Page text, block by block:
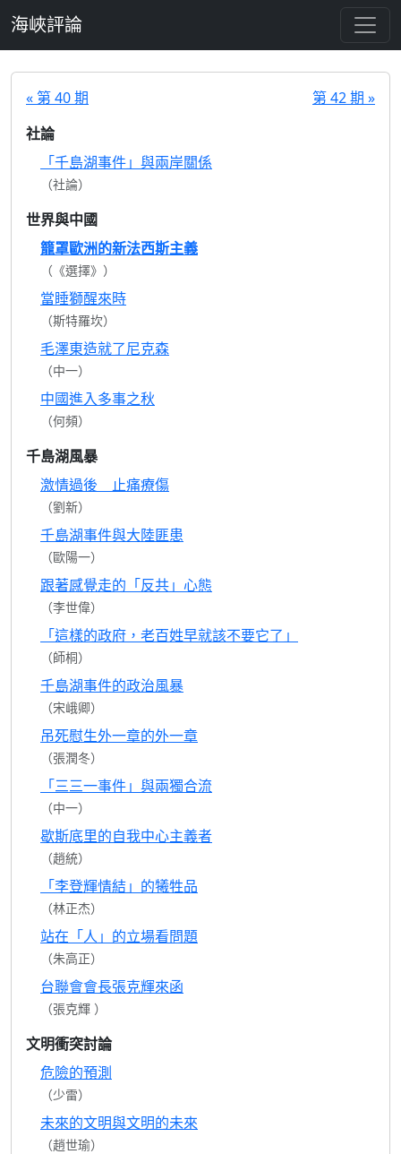
海峽評論
« 第 40 期
第 42 期 »
社論
「千島湖事件」與兩岸關係
（社論）
世界與中國
籠罩歐洲的新法西斯主義
（《選擇》）
當睡獅醒來時
（斯特羅坎）
毛澤東造就了尼克森
（中一）
中國進入多事之秋
（何頻）
千島湖風暴
激情過後 止痛療傷
（劉新）
千島湖事件與大陸匪患
（歐陽一）
跟著感覺走的「反共」心態
（李世偉）
「這樣的政府，老百姓早就該不要它了」
（師桐）
千島湖事件的政治風暴
（宋峨卿）
吊死慰生外一章的外一章
（張潤冬）
「三三一事件」與兩獨合流
（中一）
歇斯底里的自我中心主義者
（趙統）
「李登輝情結」的犧牲品
（林正杰）
站在「人」的立場看問題
（朱高正）
台聯會會長張克輝來函
（張克輝 ）
文明衝突討論
危險的預測
（少雷）
未來的文明與文明的未來
（趙世瑜）